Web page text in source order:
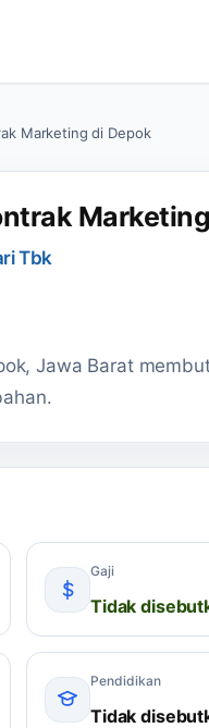
Marketing di Depok
Tbk
Jawa Barat
Gaji
Tidak
Pendidikan
Tidak